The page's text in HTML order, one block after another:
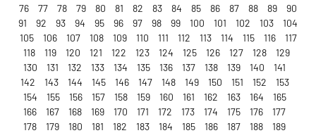
76
77 78 79 80 81 82 83 84 85 86 87 88 89
90
91
92 93 94 95 96 97 98 99 100 101 102 103
104
105
106 107 108 109 110 111 112 113 114 115 116
117
118
119 120 121 122 123 124 125 126 127 128
129
130
131 132 133 134 135 136 137 138 139 140
141
142
143 144 145 146 147 148 149 150 151 152
153
154
155 156 157 158 159 160 161 162 163 164
165
166
167 168 169 170 171 172 173 174 175 176
177
178
179 180 181 182 183 184 185 186 187 188
189